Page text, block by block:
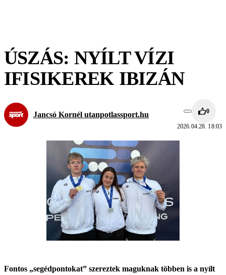
ÚSZÁS: NYÍLT VÍZI
IFISIKEREK IBIZÁN
Jancsó Kornél utanpotlassport.hu 0
2026.04.28. 18:03
Fontos „segédpontokat” szereztek maguknak többen is a nyílt